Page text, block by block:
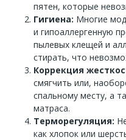
пятен, которые
Гигиена: Многие
и гипоаллергенную
пылевых клещей и
стирать, что
Коррекция
смягчить или,
спальному месту, а
матраса.
Терморегуляция:
как хлопок или